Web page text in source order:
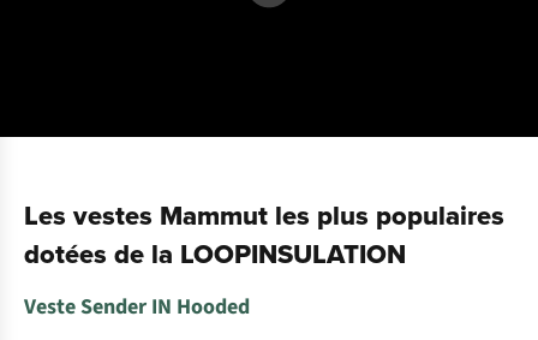
Les vestes Mammut les plus populaires
dotées de la LOOPINSULATION
Veste Sender IN Hooded